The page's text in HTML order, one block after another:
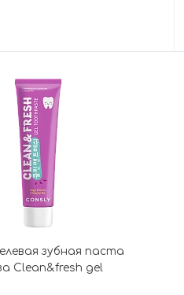
toothpaste ginkgo biloba &
В корзину
зубная паста
Clean&fresh gel
& birch & pro-vitamin B5